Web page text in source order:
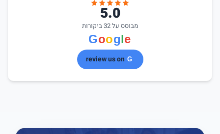
5.0
מבוסס על 32 ביקורות
review us on